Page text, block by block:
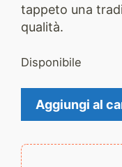
tappeto una
qualità.
Disponibile
Tappeto
Nain
quantità
Aggiungi al